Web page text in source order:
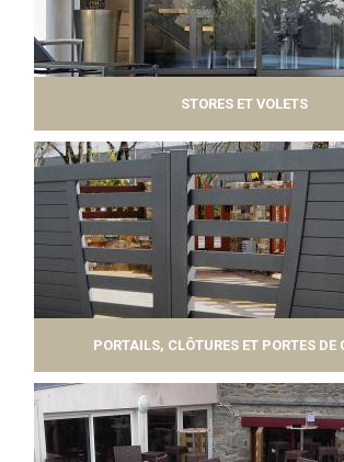
STORES ET VOLETS
PORTAILS, CLÔTURES ET PORTES DE